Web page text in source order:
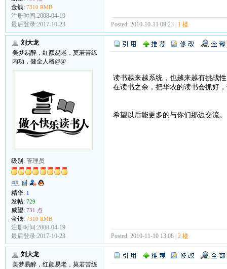
金钱: 7310 RMB
注册时间:2008-04-19
最后登录:2017-10-23
Posted: 2010-10-11 09:23 | 1 楼
刘大龙
美梦易醉，红颜易老，莫若苦练
内功，健全人格@@
级别: 管理员
精华: 1
发帖: 729
威望: 731 点
金钱: 7310 RMB
注册时间:2008-04-19
最后登录:2017-10-23
读书越来越系统，也越来越有挑战
在读书之余，把华农的读书会抓好
希望以后能更多的与你们那边交流
Posted: 2010-11-10 13:08 | 2 楼
刘大龙
美梦易醉，红颜易老，莫若苦练